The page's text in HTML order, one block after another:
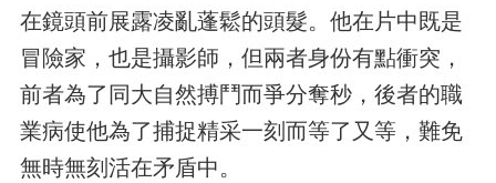
在鏡頭前展露凌亂蓬鬆的頭髮。他在片中既是
冒險家，也是攝影師，但兩者身份有點衝突，
前者為了同大自然搏鬥而爭分奪秒，後者的職
業病使他為了捕捉精采一刻而等了又等，難免
無時無刻活在矛盾中。